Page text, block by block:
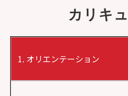
カリキ
オリエンテーション